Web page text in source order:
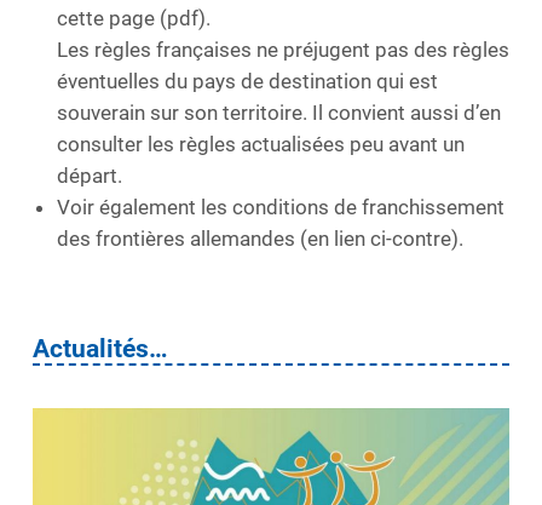
cette page (pdf).
Les règles françaises ne préjugent pas des règles
éventuelles du pays de destination qui est
souverain sur son territoire. Il convient aussi d’en
consulter les règles actualisées peu avant un
départ.
Voir également les conditions de franchissement
des frontières allemandes (en lien ci-contre).
Actualités…